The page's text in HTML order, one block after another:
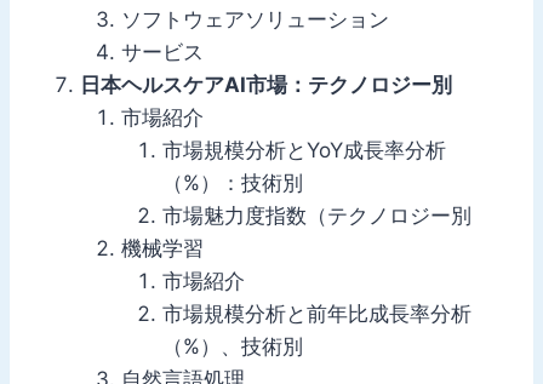
ソフトウェアソリューション
サービス
日本ヘルスケアAI市場：テクノロジー別
市場紹介
市場規模分析とYoY成長率分析
（%）：技術別
市場魅力度指数（テクノロジー別
機械学習
市場紹介
市場規模分析と前年比成長率分析
（%）、技術別
自然言語処理